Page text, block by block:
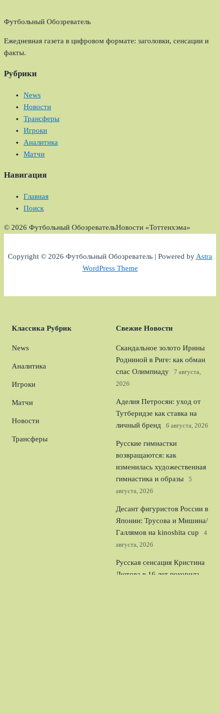
Футбольный Обозреватель
Ежедневная газета в цифровом формате: заголовки, сенсации и
факты.
Рубрики
News
Новости
Трансферы
Игроки
Аналитика
Матчи
Навигация
Главная
Поиск
© 2026 Футбольный ОбозревательНовости «Тоттенхэма»
Copyright © 2026 Футбольный Обозреватель | Powered byAstra
WordPress Theme
Классика Рубрик
News
Аналитика
Игроки
Матчи
Новости
Трансферы
Свежие Новости
Скандальное золото Ирины
Родниной в Риге: как обман
спас Олимпиаду
7 августа,
2026
Аделия Петросян: уход от
Тутберидзе как ставка на
личный бренд
6 августа, 2026
Русские гимнастки
возвращаются: как
изменилась художественная
гимнастика и образы
5
августа, 2026
Десант фигуристов России в
Японии: Трусова и Мишина/
Галлямов на kinoshita cup
4
августа, 2026
Русская сенсация Кристина
Лютова в 16 лет покорила